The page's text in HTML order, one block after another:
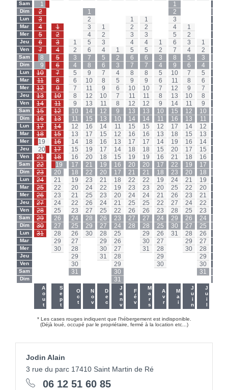
Sam
Dim
Lun
Mar
Mer
Jeu
Ven
Sam
Dim
Lun
Mar
Mer
Jeu
Ven
Sam
Dim
Lun
Mar
Mer
Jeu
Ven
Sam
Dim
Lun
Mar
Mer
Jeu
Ven
Sam
Dim
Lun
Mar
Mer
Jeu
Ven
Sam
Dim
1
2
3
4
5
6
7
8
9
10
11
12
13
14
15
16
17
18
19
20
21
22
23
24
25
26
27
28
29
30
31
Aout
1
2
3
4
5
6
7
8
9
10
11
12
13
14
15
16
17
18
19
20
21
22
23
24
25
26
27
28
29
30
Sept
1
2
3
4
5
6
7
8
9
10
11
12
13
14
15
16
17
18
19
20
21
22
23
24
25
26
27
28
29
30
31
Oct
1
2
3
4
5
6
7
8
9
10
11
12
13
14
15
16
17
18
19
20
21
22
23
24
25
26
27
28
29
30
Nov
1
2
3
4
5
6
7
8
9
10
11
12
13
14
15
16
17
18
19
20
21
22
23
24
25
26
27
28
29
30
31
Dec
1
2
3
4
5
6
7
8
9
10
11
12
13
14
15
16
17
18
19
20
21
22
23
24
25
26
27
28
29
30
31
Janv
1
2
3
4
5
6
7
8
9
10
11
12
13
14
15
16
17
18
19
20
21
22
23
24
25
26
27
28
Fév
1
2
3
4
5
6
7
8
9
10
11
12
13
14
15
16
17
18
19
20
21
22
23
24
25
26
27
28
29
30
31
Mars
1
2
3
4
5
6
7
8
9
10
11
12
13
14
15
16
17
18
19
20
21
22
23
24
25
26
27
28
29
30
Avr
1
2
3
4
5
6
7
8
9
10
11
12
13
14
15
16
17
18
19
20
21
22
23
24
25
26
27
28
29
30
31
Mai
1
2
3
4
5
6
7
8
9
10
11
12
13
14
15
16
17
18
19
20
21
22
23
24
25
26
27
28
29
30
Juin
1
2
3
4
5
6
7
8
9
10
11
12
13
14
15
16
17
18
19
20
21
22
23
24
25
26
27
28
29
30
31
Juil
* Les cases rouges indiquent que l'hébergement est indisponible.
(Déjà loué, occupé par le propriétaire, fermé à la location etc...)
Jodin Alain
3 rue du parc 17410 Saint Martin de Ré
06 12 51 60 85